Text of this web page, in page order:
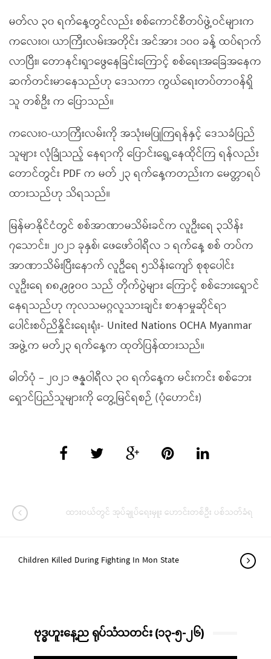
မတ်လ ၃၀ ရက်နေ့တွင်လည်း စစ်ကောင်စီတပ်ဖွဲ့ဝင်များက
ကလေးဝ၊ ယာကြီးလမ်းအတိုင်း အင်အား ၁၀၀ ခန့် ထပ်ရာက်
လာပြီး၊ တောနင်းရှာဖွေနေခြင်းကြောင့် စစ်ရေးအခြေအနေက
ဆက်တင်းမာနေသည်ဟု ဒေသကာ ကွယ်ရေးတပ်တာဝန်ရှိ
သူ တစ်ဦး က ပြောသည်။
ကလေးဝ-ယာကြီးလမ်းကို အသုံးမပြုကြရန်နှင့် ဒေသခံပြည်
သူများ လုံခြုံသည့် နေရာကို ပြောင်းရွှေ့နေထိုင်ကြ ရန်လည်း
တောင်တွင်း PDF က မတ် ၂၃ ရက်နေ့ကတည်းက မေတ္တာရပ်
ထားသည်ဟု သိရသည်။
မြန်မာနိုင်ငံတွင် စစ်အာဏာမသိမ်းခင်က လူဦးရေ ၃သိန်း
၇သောင်း၊ ၂၀၂၁ ခုနှစ်၊ ဖေဖော်ဝါရီလ ၁ ရက်နေ့ စစ် တပ်က
အာဏာသိမ်းပြီးနောက် လူဦရေ ၅သိန်းကျော် စုစုပေါင်း
လူဦးရေ ၈၈,၉၉၀၀ သည် တိုက်ပွဲများ ကြောင့် စစ်ဘေးရှောင်
နေရသည်ဟု ကုလသမဂ္ဂလူသားချင်း စာနာမှုဆိုင်ရာ
ပေါင်းစပ်ညိနှိုင်းရေးရုံး- United Nations OCHA Myanmar
အဖွဲ့က မတ်၂၃ ရက်နေ့က ထုတ်ပြန်ထားသည်။
ဓါတ်ပုံ – ၂၀၂၁ ဇန္နဝါရီလ ၃၀ ရက်နေ့က မင်းကင်း စစ်ဘေး
ရှောင်ပြည်သူများကို တွေ့မြင်ရစဉ် (ပုံဟောင်း)
ထားဝယ်တွင် အုပ်ချုပ်ရေးမှူး ဟောင်းတစ်ဦး ပစ်သတ်ခံရ
Children Killed During Fighting In Mon State
ဗုဒ္ဓဟူးနေ့ည ရုပ်သံသတင်း (၁၃-၅-၂၆)